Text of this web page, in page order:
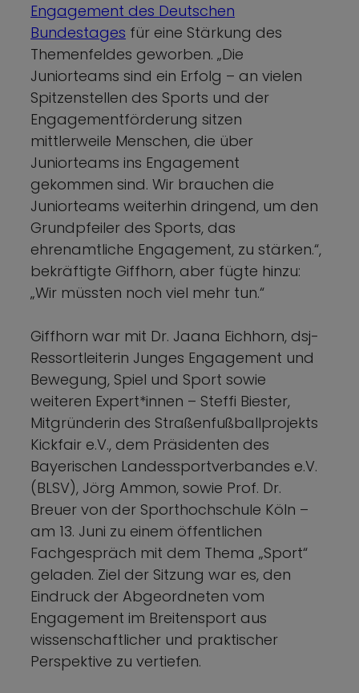
Engagement des Deutschen
Bundestages für eine Stärkung des
Themenfeldes geworben. „Die
Juniorteams sind ein Erfolg – an vielen
Spitzenstellen des Sports und der
Engagementförderung sitzen
mittlerweile Menschen, die über
Juniorteams ins Engagement
gekommen sind. Wir brauchen die
Juniorteams weiterhin dringend, um den
Grundpfeiler des Sports, das
ehrenamtliche Engagement, zu stärken.“,
bekräftigte Giffhorn, aber fügte hinzu:
„Wir müssten noch viel mehr tun.“
Giffhorn war mit Dr. Jaana Eichhorn, dsj-
Ressortleiterin Junges Engagement und
Bewegung, Spiel und Sport sowie
weiteren Expert*innen – Steffi Biester,
Mitgründerin des Straßenfußballprojekts
Kickfair e.V., dem Präsidenten des
Bayerischen Landessportverbandes e.V.
(BLSV), Jörg Ammon, sowie Prof. Dr.
Breuer von der Sporthochschule Köln –
am 13. Juni zu einem öffentlichen
Fachgespräch mit dem Thema „Sport“
geladen. Ziel der Sitzung war es, den
Eindruck der Abgeordneten vom
Engagement im Breitensport aus
wissenschaftlicher und praktischer
Perspektive zu vertiefen.